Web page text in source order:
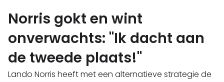
Norris gokt en wint
onverwachts: "Ik dacht aan
de tweede plaats!"
Lando Norris heeft met een alternatieve strategie de